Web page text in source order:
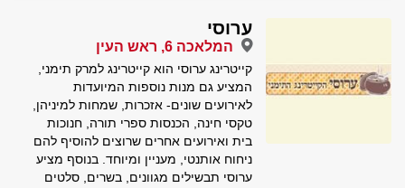
ערוסי
המלאכה 6, ראש העין
קייטרינג ערוסי הוא קייטרינג למרק תימני,
המציע גם מנות נוספות המיועדות
לאירועים שונים- אזכרות, שמחות למיניהן,
טקסי חינה, הכנסות ספרי תורה, חנוכות
בית ואירועים אחרים שרוצים להוסיף להם
ניחוח אותנטי, מעניין ומיוחד. בנוסף מציע
ערוסי תבשילים מגוונים, בשרים, סלטים